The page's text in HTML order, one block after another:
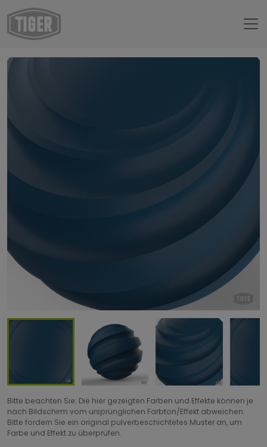
Bitte beachten Sie: Die hier gezeigten Farben und Effekte können je
nach Bildschirm vom ursprünglichen Farbton/Effekt abweichen.
Bitte fordern Sie ein original pulverbeschichtetes Muster an, um
Farbe und Effekt zu überprüfen.